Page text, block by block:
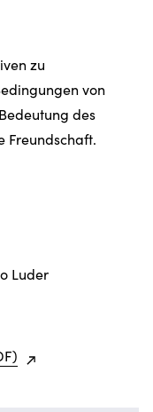
zu
von
des
Freundschaft.
Luder